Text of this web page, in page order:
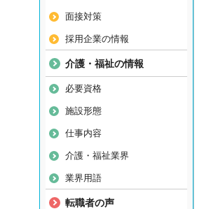
面接対策
採用企業の情報
介護・福祉の情報
必要資格
施設形態
仕事内容
介護・福祉業界
業界用語
転職者の声